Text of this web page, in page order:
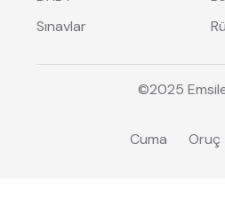
Sınavlar
©2025
Cuma Oruç